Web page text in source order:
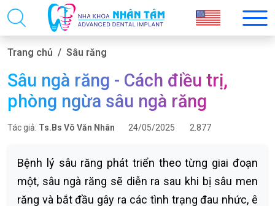
Trang chủ Sâu răng
Sâu ngà răng - Cách điều trị,
phòng ngừa sâu ngà răng
Tác giả: Ts.Bs Võ Văn Nhân 24/05/2025 2.877
Bệnh lý sâu răng phát triển theo từng giai đoạn
một, sâu ngà răng sẽ diễn ra sau khi bị sâu men
răng và bắt đầu gây ra các tình trạng đau nhức, ê